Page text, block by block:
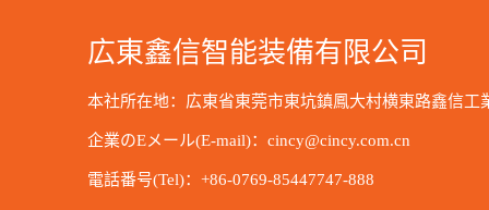
広東鑫信智能装備有限公司
本社所在地：広東省東莞市東坑鎮鳳大村横東路鑫信工
企業のEメール(E-mail)：cincy@cincy.com.cn
電話番号(Tel)：+86-0769-85447747-888